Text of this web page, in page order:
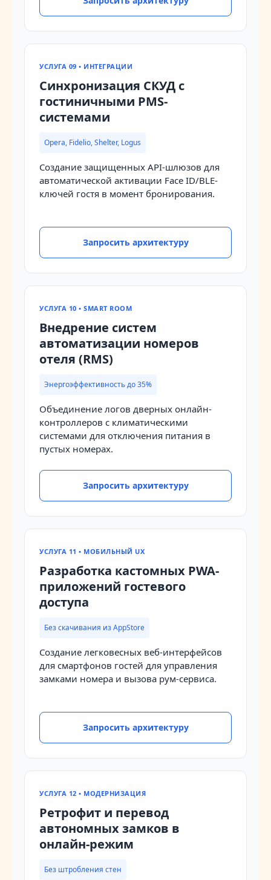
УСЛУГА 09 • ИНТЕГРАЦИИ
Синхронизация СКУД с
гостиничными PMS-
системами
Opera, Fidelio, Shelter, Logus
Создание защищенных API-шлюзов для
автоматической активации Face ID/BLE-
ключей гостя в момент бронирования.
Запросить архитектуру
УСЛУГА 10 • SMART ROOM
Внедрение систем
автоматизации номеров
отеля (RMS)
Энергоэффективность до 35%
Объединение логов дверных онлайн-
контроллеров с климатическими
системами для отключения питания в
пустых номерах.
Запросить архитектуру
УСЛУГА 11 • МОБИЛЬНЫЙ UX
Разработка кастомных PWA-
приложений гостевого
доступа
Без скачивания из AppStore
Создание легковесных веб-интерфейсов
для смартфонов гостей для управления
замками номера и вызова рум-сервиса.
Запросить архитектуру
УСЛУГА 12 • МОДЕРНИЗАЦИЯ
Ретрофит и перевод
автономных замков в
онлайн-режим
Без штробления стен